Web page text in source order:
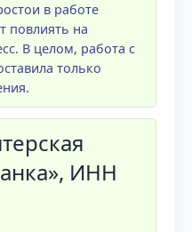
в работе
повлиять на
В целом, работа с
только
ИНН